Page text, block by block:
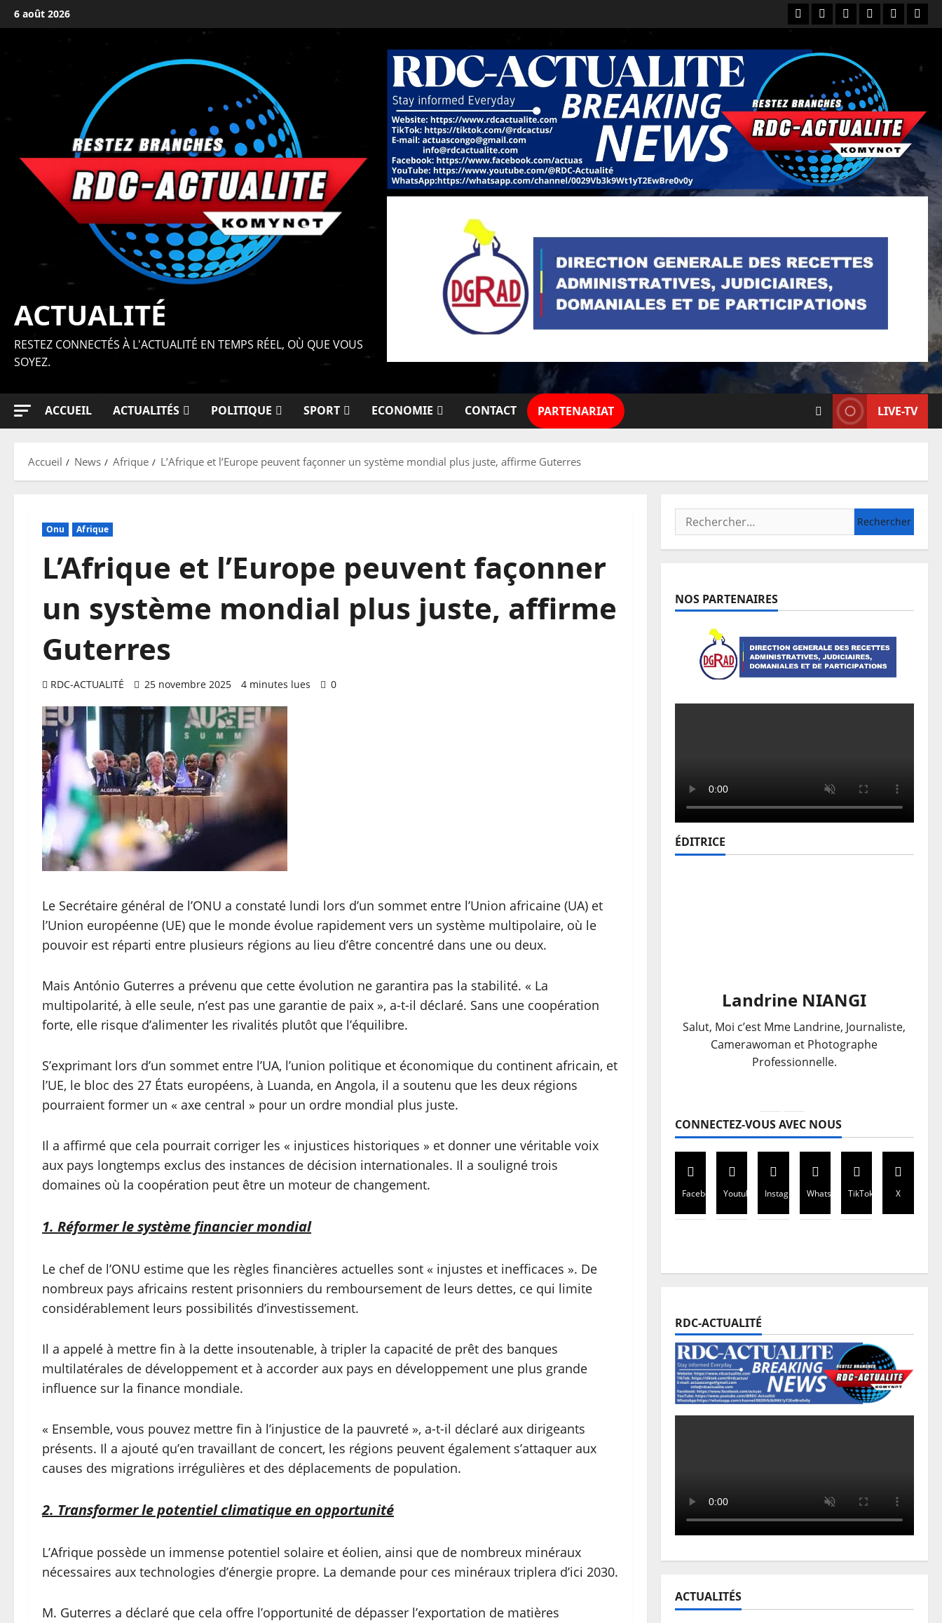
principal
6 août 2026
ACTUALITÉ
RESTEZ CONNECTÉS À L'ACTUALITÉ EN TEMPS RÉEL, OÙ QUE VOUS
SOYEZ.
ACCUEIL ACTUALITÉS POLITIQUE SPORT ECONOMIE CONTACT PARTENARIAT LIVE-TV
Accueil News Afrique L’Afrique et l’Europe peuvent façonner un système mondial plus juste, affirme Guterres
Onu Afrique
L’Afrique et l’Europe peuvent façonner
un système mondial plus juste, affirme
Guterres
RDC-ACTUALITÉ 25 novembre 2025 4 minutes lues 0
Le Secrétaire général de l’ONU a constaté lundi lors d’un sommet entre l’Union africaine (UA) et
l’Union européenne (UE) que le monde évolue rapidement vers un système multipolaire, où le
pouvoir est réparti entre plusieurs régions au lieu d’être concentré dans une ou deux.
Mais António Guterres a prévenu que cette évolution ne garantira pas la stabilité. « La
multipolarité, à elle seule, n’est pas une garantie de paix », a-t-il déclaré. Sans une coopération
forte, elle risque d’alimenter les rivalités plutôt que l’équilibre.
S’exprimant lors d’un sommet entre l’UA, l’union politique et économique du continent africain, et
l’UE, le bloc des 27 États européens, à Luanda, en Angola, il a soutenu que les deux régions
pourraient former un « axe central » pour un ordre mondial plus juste.
Il a affirmé que cela pourrait corriger les « injustices historiques » et donner une véritable voix
aux pays longtemps exclus des instances de décision internationales. Il a souligné trois
domaines où la coopération peut être un moteur de changement.
1. Réformer le système financier mondial
Le chef de l’ONU estime que les règles financières actuelles sont « injustes et inefficaces ». De
nombreux pays africains restent prisonniers du remboursement de leurs dettes, ce qui limite
considérablement leurs possibilités d’investissement.
Il a appelé à mettre fin à la dette insoutenable, à tripler la capacité de prêt des banques
multilatérales de développement et à accorder aux pays en développement une plus grande
influence sur la finance mondiale.
« Ensemble, vous pouvez mettre fin à l’injustice de la pauvreté », a-t-il déclaré aux dirigeants
présents. Il a ajouté qu’en travaillant de concert, les régions peuvent également s’attaquer aux
causes des migrations irrégulières et des déplacements de population.
2. Transformer le potentiel climatique en opportunité
L’Afrique possède un immense potentiel solaire et éolien, ainsi que de nombreux minéraux
nécessaires aux technologies d’énergie propre. La demande pour ces minéraux triplera d’ici 2030.
M. Guterres a déclaré que cela offre l’opportunité de dépasser l’exportation de matières
NOS PARTENAIRES
ÉDITRICE
Landrine NIANGI
Salut, Moi c’est Mme Landrine, Journaliste,
Camerawoman et Photographe
Professionnelle.
CONNECTEZ-VOUS AVEC NOUS
Facebook Youtube Instagram WhatsApp TikTok X
RDC-ACTUALITÉ
ACTUALITÉS